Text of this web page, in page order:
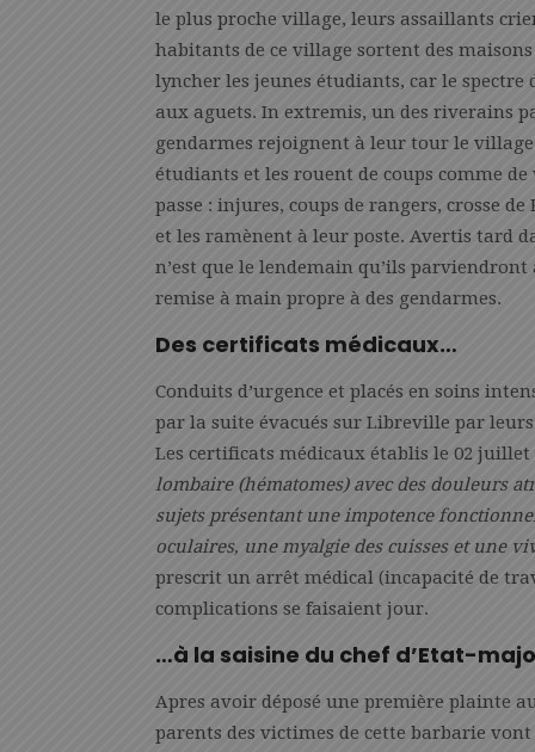
le plus proche village, leurs assaillants
habitants de ce village sortent des
lyncher les jeunes étudiants, car le
aux aguets. In extremis, un des riverains
gendarmes rejoignent à leur tour le
étudiants et les rouent de coups comme
passe : injures, coups de rangers, crosse
et les ramènent à leur poste. Avertis tard
n’est que le lendemain qu’ils
remise à main propre à des gendarmes.
Des certificats médicaux…
Conduits d’urgence et placés en soins
par la suite évacués sur Libreville par
Les certificats médicaux établis le 02 juillet
lombaire (hématomes) avec des douleurs
sujets présentant une impotence
oculaires, une myalgie des cuisses et une
prescrit un arrêt médical (incapacité de
complications se faisaient jour.
…à la saisine du chef d’Etat-
Apres avoir déposé une première plainte
parents des victimes de cette barbarie